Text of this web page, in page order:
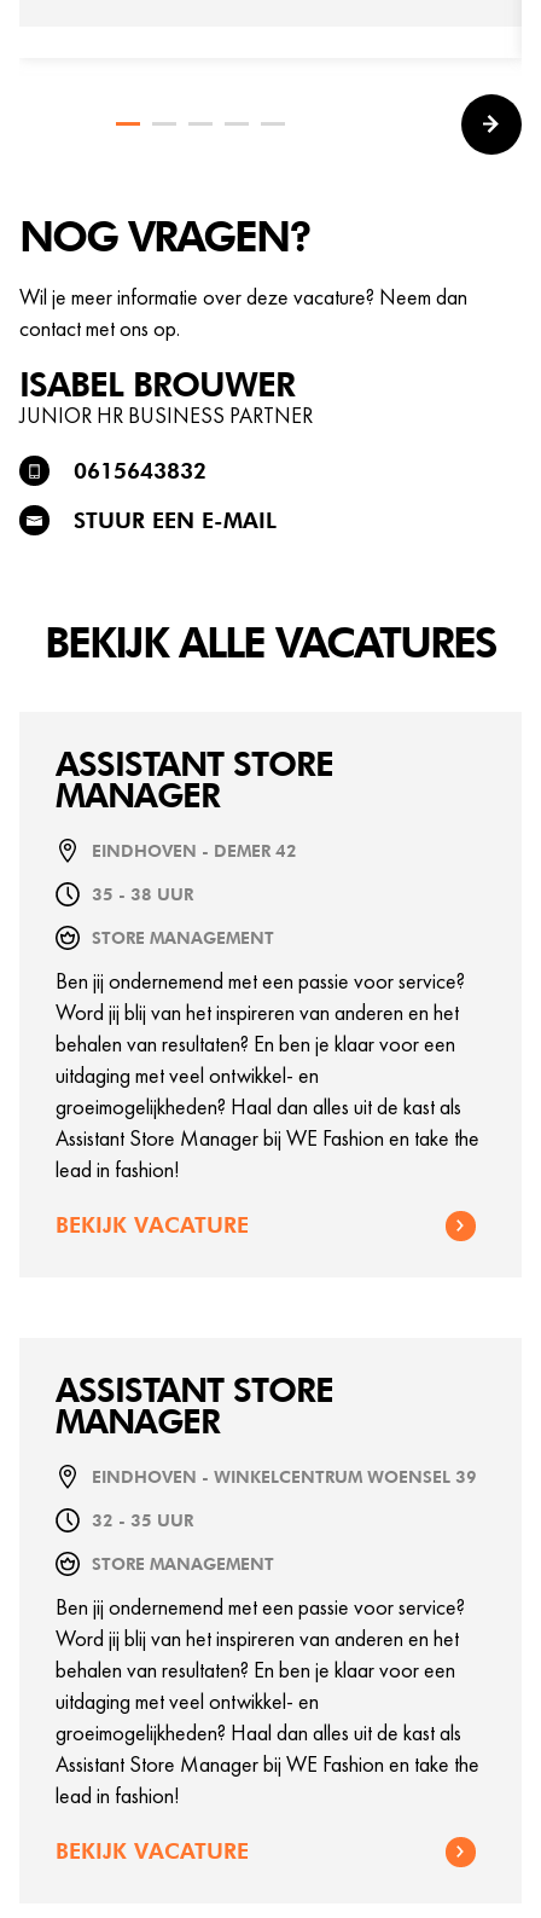
NOG VRAGEN?
Wil je meer informatie over deze vacature? Neem dan
contact met ons op.
ISABELBROUWER
JUNIOR HR BUSINESS PARTNER
0615643832
STUUR EEN E-MAIL
BEKIJK ALLE VACATURES
ASSISTANT STORE
MANAGER
EINDHOVEN - DEMER 42
35 - 38 UUR
STORE MANAGEMENT
Ben jij ondernemend met een passie voor service?
Word jij blij van het inspireren van anderen en het
behalen van resultaten? En ben je klaar voor een
uitdaging met veel ontwikkel- en
groeimogelijkheden? Haal dan alles uit de kast als
Assistant Store Manager bij WE Fashion en take the
lead in fashion!
BEKIJK VACATURE
ASSISTANT STORE
MANAGER
EINDHOVEN - WINKELCENTRUM WOENSEL 39
32 - 35 UUR
STORE MANAGEMENT
Ben jij ondernemend met een passie voor service?
Word jij blij van het inspireren van anderen en het
behalen van resultaten? En ben je klaar voor een
uitdaging met veel ontwikkel- en
groeimogelijkheden? Haal dan alles uit de kast als
Assistant Store Manager bij WE Fashion en take the
lead in fashion!
BEKIJK VACATURE